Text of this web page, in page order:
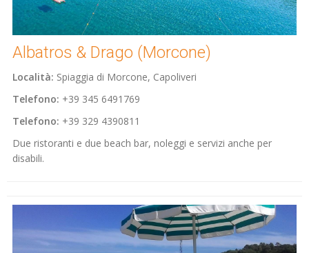
Albatros & Drago (Morcone)
Località: Spiaggia di Morcone, Capoliveri
Telefono: +39 345 6491769
Telefono: +39 329 4390811
Due ristoranti e due beach bar, noleggi e servizi anche per
disabili.